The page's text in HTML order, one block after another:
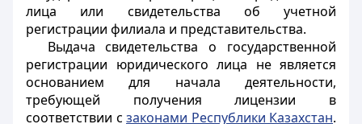
лица или свидетельства об учетной
регистрации филиала и представительства.
Выдача свидетельства о государственной
регистрации юридического лица не является
основанием для начала деятельности,
требующей получения лицензии в
соответствии с законами Республики Казахстан.